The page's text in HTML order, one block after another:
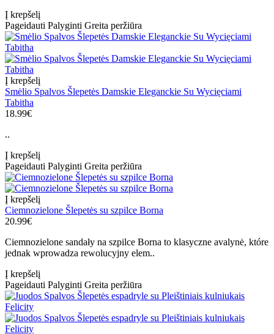
Į krepšelį
Pageidauti Palyginti Greita peržiūra
Į krepšelį
Smėlio Spalvos Šlepetės Damskie Eleganckie Su Wycięciami
Tabitha
18.99€
..
Į krepšelį
Pageidauti Palyginti Greita peržiūra
Į krepšelį
Ciemnozielone Šlepetės su szpilce Borna
20.99€
Ciemnozielone sandały na szpilce Borna to klasyczne avalynė, które
jednak wprowadza rewolucyjny elem..
Į krepšelį
Pageidauti Palyginti Greita peržiūra